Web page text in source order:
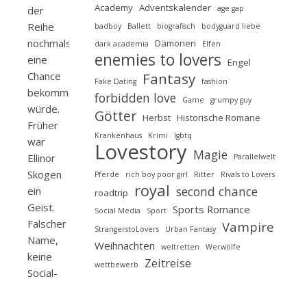
der
Reihe
nochmals
eine
Chance
bekommen
würde.
Früher
war
Ellinor
Skogen
ein
Geist.
Falscher
Name,
keine
Social-
Academy Adventskalender
age gap
badboy
Ballett biografisch
bodyguard liebe
dark academia
Dämonen Elfen
enemies to lovers Engel
Fake Dating Fantasy fashion
forbidden love Game grumpy guy
Götter Herbst Historische Romane
Krankenhaus Krimi lgbtq
Lovestory Magie
Parallelwelt
Pferde
rich boy poor girl Ritter Rivals to Lovers
roadtrip royal second chance
Social Media Sport Sports Romance
StrangerstoLovers Urban Fantasy Vampire
Weihnachten weltretten
Werwölfe
wettbewerb
Zeitreise